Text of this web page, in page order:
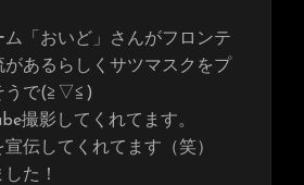
へ
の
「おいど」さんがフロンテ
があるらしくサツマスクをプ
うで(≧▽≦)
撮影してくれてます。
伝してくれてます（笑）
た！